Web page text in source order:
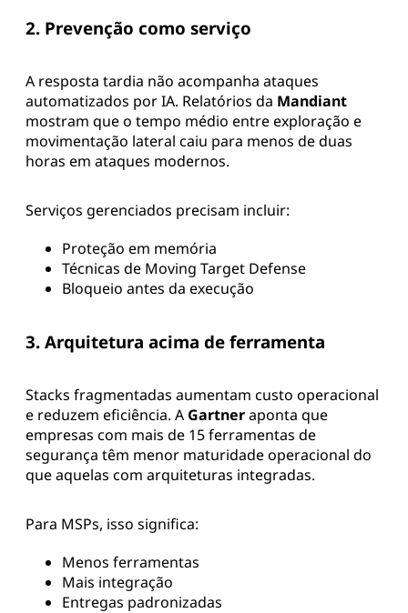
2. Prevenção como serviço
A resposta tardia não acompanha ataques
automatizados por IA. Relatórios da Mandiant
mostram que o tempo médio entre exploração e
movimentação lateral caiu para menos de duas
horas em ataques modernos.
Serviços gerenciados precisam incluir:
Proteção em memória
Técnicas de Moving Target Defense
Bloqueio antes da execução
3. Arquitetura acima de ferramenta
Stacks fragmentadas aumentam custo operacional
e reduzem eficiência. A Gartneraponta que
empresas com mais de 15 ferramentas de
segurança têm menor maturidade operacional do
que aquelas com arquiteturas integradas.
Para MSPs, isso significa:
Menos ferramentas
Mais integração
Entregas padronizadas